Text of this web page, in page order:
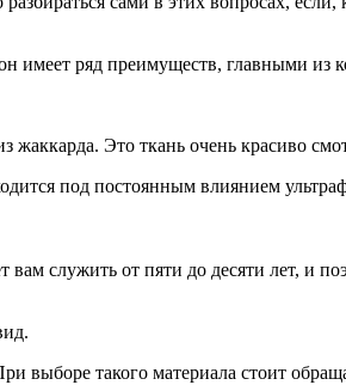
ряд преимуществ, главными из
Это ткань очень красиво
под постоянным влиянием
служить от пяти до десяти лет, и
выборе такого материала стоит